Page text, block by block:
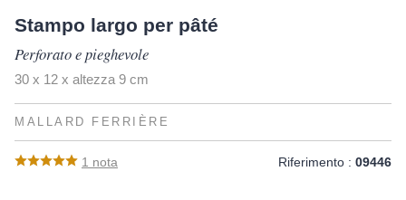
Stampo largo per pâté
Perforato e pieghevole
30 x 12 x altezza 9 cm
MALLARD FERRIÈRE
1 nota Riferimento : 09446